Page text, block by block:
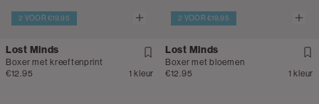
2 VOOR €19,95
Lost Minds
Boxer met kreeftenprint
€12.95
1 kleur
2 VOOR €19,95
Lost Minds
Boxer met bloemen
€12.95
1 kleur